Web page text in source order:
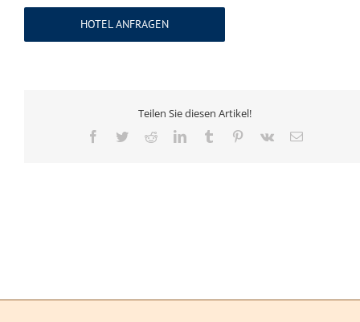
HOTEL ANFRAGEN
Teilen Sie diesen Artikel!
Facebook
TwitterRedditLinkedInTumblr Pinterest
Vk
E-